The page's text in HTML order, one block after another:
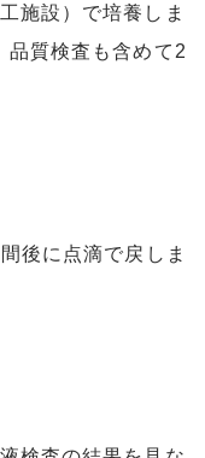
施設）で培養しま
品質検査も含めて2
後に点滴で戻しま